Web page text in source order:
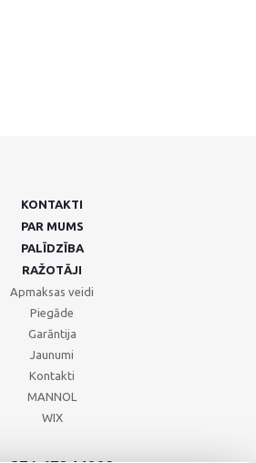
KONTAKTI
PAR MUMS
PALĪDZĪBA
RAŽOTĀJI
Apmaksas veidi
Piegāde
Garāntija
Jaunumi
Kontakti
MANNOL
WIX